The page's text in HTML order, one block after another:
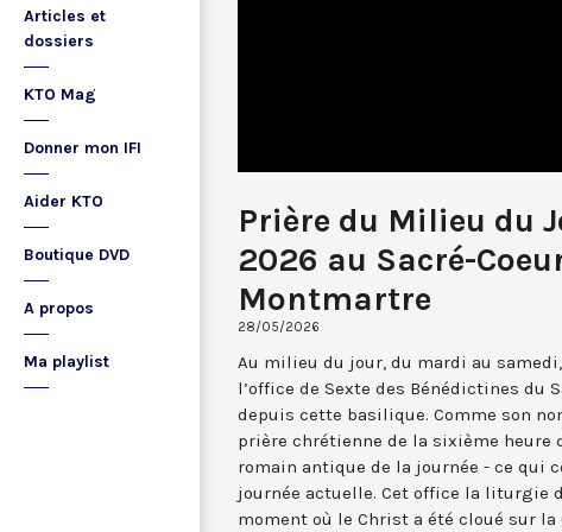
Articles et
dossiers
KTO Mag
Donner mon IFI
Aider KTO
Boutique DVD
A propos
Ma playlist
Prière du Milieu du
2026 au Sacré-
Montmartre
28/05/2026
Au milieu du jour, du mardi au
l’office de Sexte des Bénédictines du
depuis cette basilique. Comme son
prière chrétienne de la sixième heure
romain antique de la journée - ce qui
journée actuelle. Cet office la liturgie
moment où le Christ a été cloué sur la